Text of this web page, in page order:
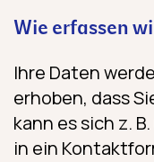
Wie erfassen
Ihre Daten
erhoben, dass
kann es sich z.
in ein